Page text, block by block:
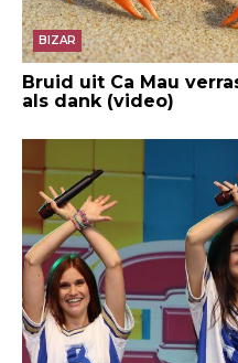
BIZAR
Bruid uit Ca Mau
als dank (video)